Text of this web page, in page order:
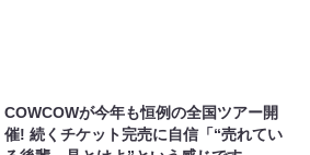
COWCOWが今年も恒例の全国ツアー開
催! 続くチケット完売に自信「“売れてい